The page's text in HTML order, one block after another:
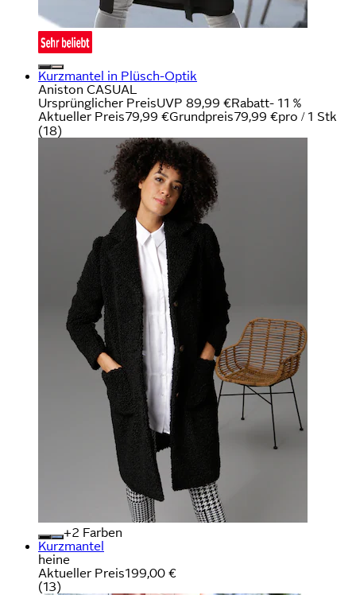
Kurzmantel in Plüsch-Optik
Aniston CASUAL
Ursprünglicher PreisUVP 89,99 €Rabatt- 11 %
Aktueller Preis79,99 €Grundpreis79,99 €pro / 1 Stk
(18)
+
Farben
Kurzmantel
heine
Aktueller Preis199,00 €
(13)